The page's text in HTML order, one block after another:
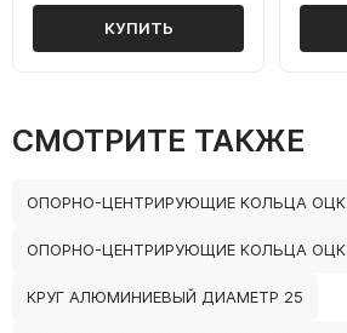
КУПИТЬ
СМОТРИТЕ ТАКЖЕ
ОПОРНО-ЦЕНТРИРУЮЩИЕ КОЛЬЦА ОЦК
ОПОРНО-ЦЕНТРИРУЮЩИЕ КОЛЬЦА ОЦК
КРУГ АЛЮМИНИЕВЫЙ ДИАМЕТР 25